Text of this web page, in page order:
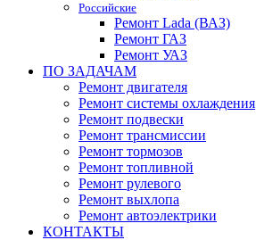
Российские
Ремонт Lada (ВАЗ)
Ремонт ГАЗ
Ремонт УАЗ
ПО ЗАДАЧАМ
Ремонт двигателя
Ремонт системы охлаждения
Ремонт подвески
Ремонт трансмиссии
Ремонт тормозов
Ремонт топливной
Ремонт рулевого
Ремонт выхлопа
Ремонт автоэлектрики
КОНТАКТЫ